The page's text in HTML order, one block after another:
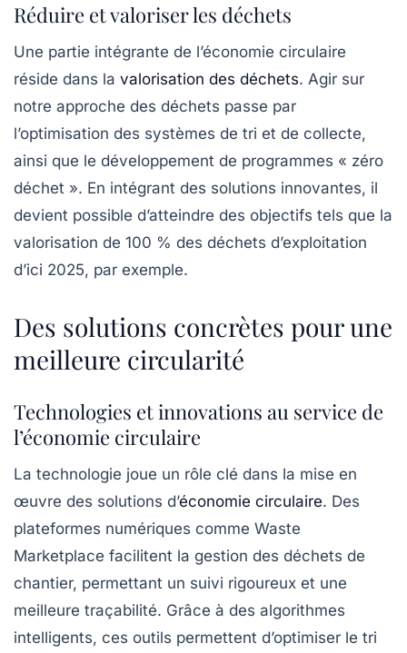
Réduire et valoriser les déchets
Une partie intégrante de l’économie circulaire
réside dans la valorisation des déchets. Agir sur
notre approche des déchets passe par
l’optimisation des systèmes de tri et de collecte,
ainsi que le développement de programmes « zéro
déchet ». En intégrant des solutions innovantes, il
devient possible d’atteindre des objectifs tels que la
valorisation de 100 % des déchets d’exploitation
d’ici 2025, par exemple.
Des solutions concrètes pour une
meilleure circularité
Technologies et innovations au service de
l’économie circulaire
La technologie joue un rôle clé dans la mise en
œuvre des solutions d’économie circulaire. Des
plateformes numériques comme Waste
Marketplace facilitent la gestion des déchets de
chantier, permettant un suivi rigoureux et une
meilleure traçabilité. Grâce à des algorithmes
intelligents, ces outils permettent d’optimiser le tri